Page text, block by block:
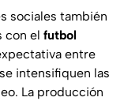
sociales también
con el futbol
entre
intensifiquen las
La producción